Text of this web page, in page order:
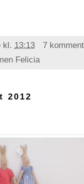
kl. 13:13
7
Felicia
2012